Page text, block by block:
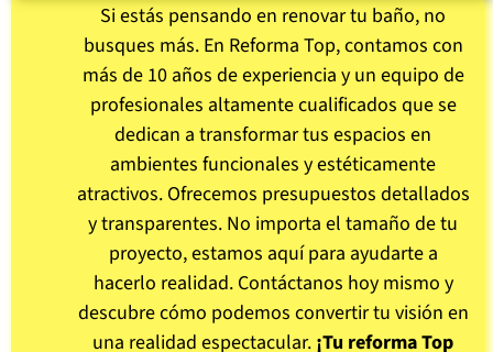
Si estás pensando en renovar tu baño, no
busques más. En Reforma Top, contamos con
más de 10 años de experiencia y un equipo de
profesionales altamente cualificados que se
dedican a transformar tus espacios en
ambientes funcionales y estéticamente
atractivos. Ofrecemos presupuestos detallados
y transparentes. No importa el tamaño de tu
proyecto, estamos aquí para ayudarte a
hacerlo realidad. Contáctanos hoy mismo y
descubre cómo podemos convertir tu visión en
una realidad espectacular. ¡Tu reforma Top